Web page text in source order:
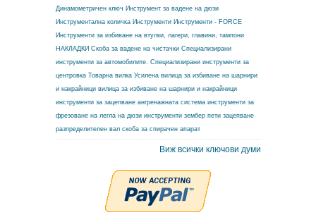
Динамометричен ключ Инструмент за вадене на дюзи
Инструментална количка Инструменти Инструменти - FORCE
Инструменти за избиване на втулки, лагери, главини, тампони
НАКЛАДКИ Скоба за вадене на чистачки Специализирани
инструменти за автомобилите. Специализирани инструменти за
центровка Товарна вилка Усилена вилица за избиване на шарнири
и накрайници вилица за избиване на шарнири и накрайници
инструменти за зацепване ангренажната система инструменти за
фрезоване на легла на дюзи инструменти зембер пети зацепване
разпределителен вал скоба за спирачен апарат
Виж всички ключови думи